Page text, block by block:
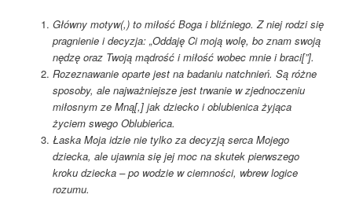
Główny motyw(,) to miłość Boga i bliźniego. Z niej rodzi się
pragnienie i decyzja: „Oddaję Ci moją wolę, bo znam swoją
nędzę oraz Twoją mądrość i miłość wobec mnie i braci[”].
Rozeznawanie oparte jest na badaniu natchnień. Są różne
sposoby, ale najważniejsze jest trwanie w zjednoczeniu
miłosnym ze Mną[,] jak dziecko i oblubienica żyjąca
życiem swego Oblubieńca.
Łaska Moja idzie nie tylko za decyzją serca Mojego
dziecka, ale ujawnia się jej moc na skutek pierwszego
kroku dziecka – po wodzie w ciemności, wbrew logice
rozumu.